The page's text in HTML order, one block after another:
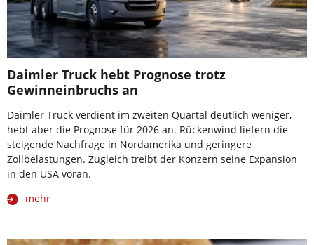
Daimler Truck hebt Prognose trotz
Gewinneinbruchs an
Daimler Truck verdient im zweiten Quartal deutlich weniger,
hebt aber die Prognose für 2026 an. Rückenwind liefern die
steigende Nachfrage in Nordamerika und geringere
Zollbelastungen. Zugleich treibt der Konzern seine Expansion
in den USA voran.
mehr